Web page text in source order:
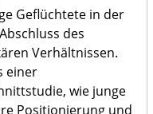
Geflüchtete in der
des
Verhältnissen.
einer
wie junge
Positionierung und